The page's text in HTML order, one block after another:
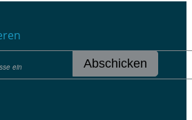
Abschicken